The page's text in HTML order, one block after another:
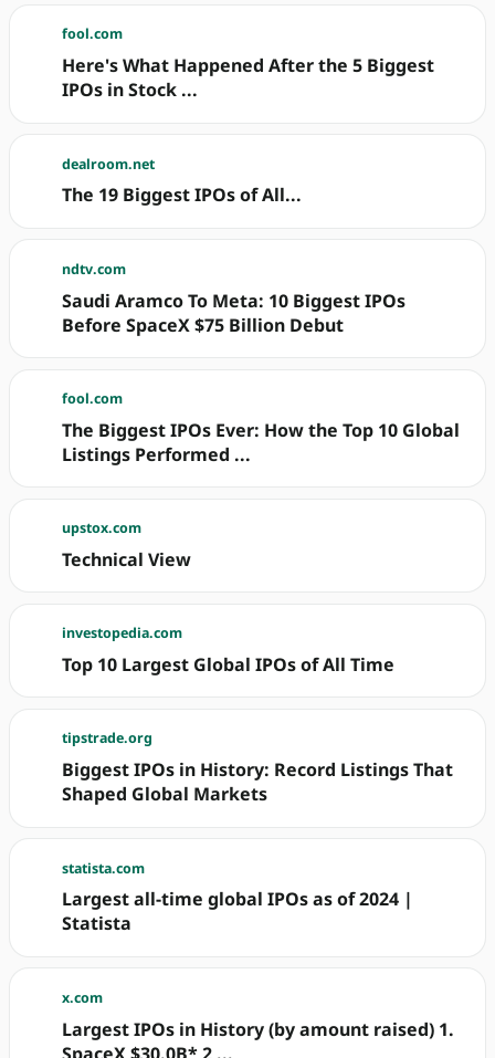
fool.com
Here's What Happened After the 5 Biggest
IPOs in Stock ...
dealroom.net
The 19 Biggest IPOs of All...
ndtv.com
Saudi Aramco To Meta: 10 Biggest IPOs
Before SpaceX $75 Billion Debut
fool.com
The Biggest IPOs Ever: How the Top 10 Global
Listings Performed ...
upstox.com
Technical View
investopedia.com
Top 10 Largest Global IPOs of All Time
tipstrade.org
Biggest IPOs in History: Record Listings That
Shaped Global Markets
statista.com
Largest all-time global IPOs as of 2024 |
Statista
x.com
Largest IPOs in History (by amount raised) 1.
SpaceX $30.0B* 2 ...